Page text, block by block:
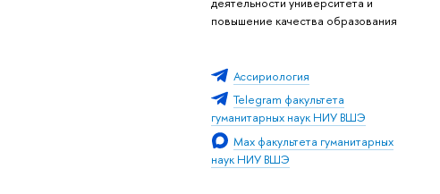
повышение качества образования
Ассириология
Telegram факультета
гуманитарных наук НИУ ВШЭ
Мах факультета гуманитарных
наук НИУ ВШЭ